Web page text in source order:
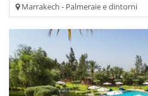
Marrakech - Palmeraie e dintorni